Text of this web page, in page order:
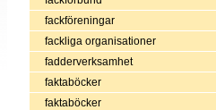
fackföreningar
fackliga organisationer
fadderverksamhet
faktaböcker
faktaböcker